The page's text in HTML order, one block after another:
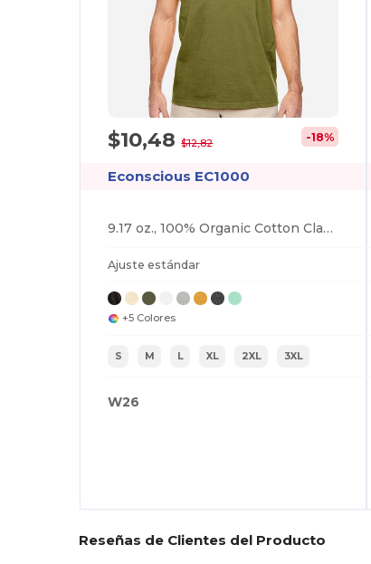
$10,48$12,82 -18%
Econscious EC1000
9.17 oz., 100% Organic Cotton Classic Short-Sleeve T-Shirt
Ajuste estándar
+5 Colores
S M L XL 2XL 3XL
W26
Reseñas de Clientes del Producto